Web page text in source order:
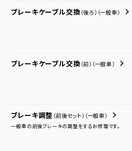
ブレーキケーブル交換 （後ろ） （一般車）
ブレーキケーブル交換 （前） （一般車）
ブレーキ調整 （前後セット） （一般車）
一般車の前後ブレーキの調整をするお修理です。